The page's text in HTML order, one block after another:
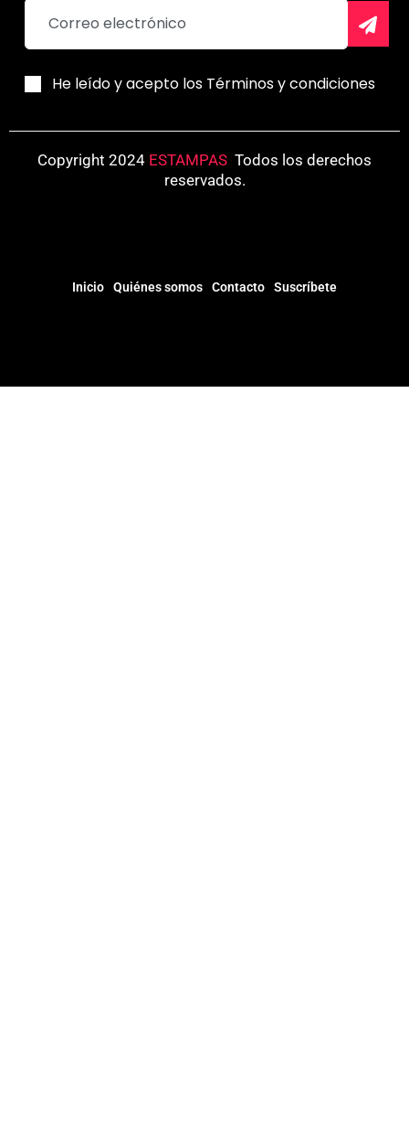
He leído y acepto los Términos y condiciones
Copyright 2024 ESTAMPAS Todos los derechos
reservados.
Inicio Quiénes somos Contacto Suscríbete